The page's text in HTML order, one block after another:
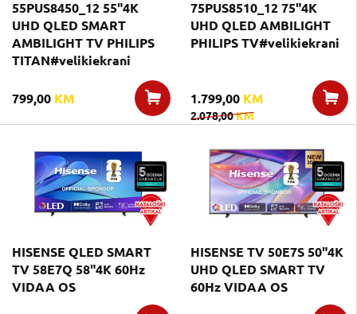
55PUS8450_12 55"4K
UHD QLED SMART
AMBILIGHT TV PHILIPS
TITAN#velikiekrani
799,00 KM
75PUS8510_12 75"4K
UHD QLED AMBILIGHT
PHILIPS TV#velikiekrani
1.799,00 KM
2.078,00KM
HISENSE QLED SMART
TV 58E7Q 58"4K 60Hz
VIDAA OS
HISENSE TV 50E7S 50"4K
UHD QLED SMART TV
60Hz VIDAA OS